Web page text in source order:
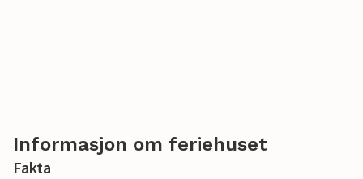
Informasjon om feriehuset
Fakta